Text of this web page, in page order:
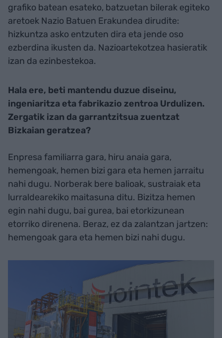
grafiko batean esateko, batzuetan bilerak egiteko
aretoek Nazio Batuen Erakundea dirudite:
hizkuntza asko entzuten dira eta jende oso
ezberdina ikusten da. Nazioartekotzea hasieratik
izan da ezinbestekoa.
Hala ere, beti mantendu duzue diseinu,
ingeniaritza eta fabrikazio zentroa Urdulizen.
Zergatik izan da garrantzitsua zuentzat
Bizkaian geratzea?
Enpresa familiarra gara, hiru anaia gara,
hemengoak, hemen bizi gara eta hemen jarraitu
nahi dugu. Norberak bere balioak, sustraiak eta
lurraldearekiko maitasuna ditu. Bizitza hemen
egin nahi dugu, bai gurea, bai etorkizunean
etorriko direnena. Beraz, ez da zalantzan jartzen:
hemengoak gara eta hemen bizi nahi dugu.